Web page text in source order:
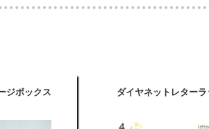
ジボックス ダイヤネットレターラ